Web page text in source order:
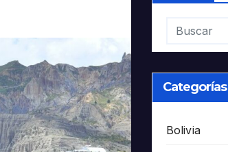
Categorías
Bolivia